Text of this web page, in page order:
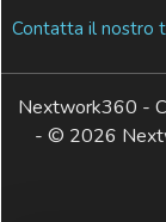
Contatta il nostro
Nextwork360 -
- © 2026